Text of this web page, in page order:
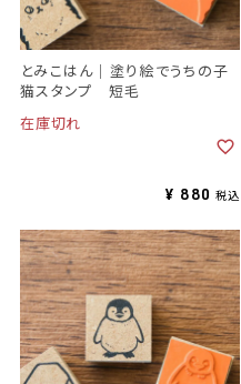
とみこはん｜塗り絵でうちの子
猫スタンプ 短毛
在庫切れ
¥ 880 税込